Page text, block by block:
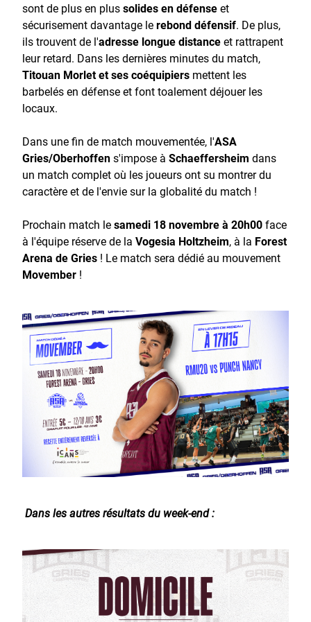
sont de plus en plussolides en défenseet
sécurisement davantage lerebond défensif. De plus,
ils trouvent de l'adresse longue distanceet rattrapent
leur retard. Dans les dernières minutes du match,
Titouan Morlet et ses coéquipiers mettent les
barbelés en défense et font toalement déjouer les
locaux.
Dans une fin de match mouvementée, l'ASA
Gries/Oberhoffens'impose à Schaeffersheim dans
un match complet où les joueurs ont su montrer du
caractère et de l'envie sur la globalité du match !
Prochain match lesamedi 18 novembre à 20h00face
à l'équipe réserve de la Vogesia Holtzheim, à la Forest
Arena de Gries ! Le match sera dédié au mouvement
Movember !
Dans les autres résultats du week-end :